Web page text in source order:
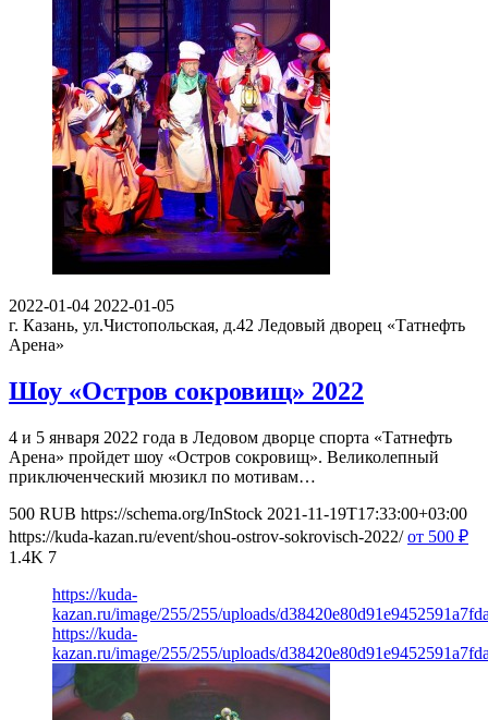
2022-01-04 2022-01-05
г. Казань, ул.Чистопольская, д.42 Ледовый дворец «Татнефть
Арена»
Шоу «Остров сокровищ» 2022
4 и 5 января 2022 года в Ледовом дворце спорта «Татнефть
Арена» пройдет шоу «Остров сокровищ». Великолепный
приключенческий мюзикл по мотивам…
500 RUB https://schema.org/InStock 2021-11-19T17:33:00+03:00
https://kuda-kazan.ru/event/shou-ostrov-sokrovisch-2022/ от 500 ₽
1.4K 7
https://kuda-
kazan.ru/image/255/255/uploads/
https://kuda-
kazan.ru/image/255/255/uploads/